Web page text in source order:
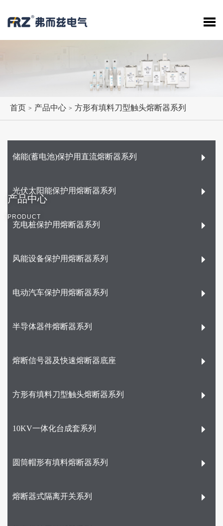
产品中心
PRODUCT
首页 > 产品中心 > 方形有填料刀型触头熔断器系列
储能(蓄电池)保护用直流熔断器系列
光伏太阳能保护用熔断器系列
充电桩保护用熔断器系列
风能设备保护用熔断器系列
电动汽车保护用熔断器系列
半导体器件熔断器系列
熔断信号器及快速熔断器底座
方形有填料刀型触头熔断器系列
10KV一体化台成套系列
圆筒帽形有填料熔断器系列
熔断器式隔离开关系列